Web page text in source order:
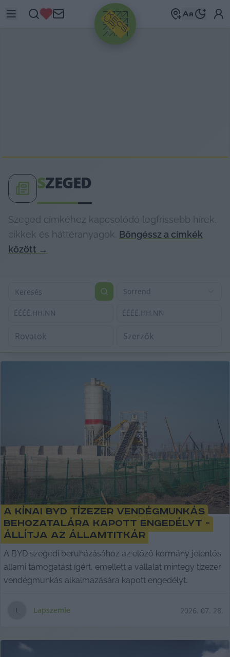
HIRDETÉS
SZEGED
Szeged címkéhez kapcsolódó legfrissebb hírek,
cikkek és háttéranyagok. Böngéssz a címkék
között →
Sorrend
ÉÉÉÉ.HH.NN ÉÉÉÉ.HH.NN
A kínai BYD tízezer vendégmunkás
behozatalára kapott engedélyt -
állítja az államtitkár
A BYD szegedi beruházásához az előző kormány jelentős
állami támogatást ígért, emellett a vállalat mintegy tízezer
vendégmunkás alkalmazására kapott engedélyt.
L Lapszemle 2026. 07. 28.